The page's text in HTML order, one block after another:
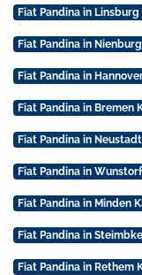
Fiat Pandina in
Fiat Pandina in
Fiat Pandina in
Fiat Pandina in Bremen
Fiat Pandina in
Fiat Pandina in
Fiat Pandina in Minden
Fiat Pandina in
Fiat Pandina in Rethem